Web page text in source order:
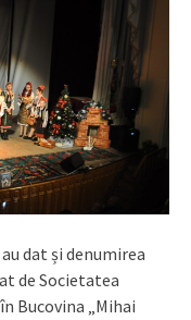
dat și denumirea
de Societatea
Bucovina „Mihai